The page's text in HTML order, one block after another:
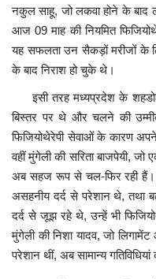
नकुल साहू, जो लकवा होने के
आज 09 माह की नियमित
यह सफलता उन सैकड़ों मरीजों के
के बाद निराश हो चुके थे।
इसी तरह मध्यप्रदेश के शहडोल
बिस्तर पर थे और चलने की
फिजियोथेरेपी सेवाओं के कारण
वहीं मुंगेली की सरिता बाजपेयी,
अब सहज रूप से चल-फिर रही हैं।
असहनीय दर्द से परेशान थे, तथा
दर्द से जूझ रहे थे, उन्हें भी
मुंगेली की निशा यादव, जो
परेशान थीं, अब सामान्य